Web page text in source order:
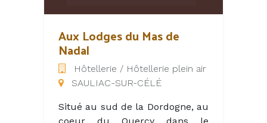
Aux Lodges du Mas de
Nadal
Hôtellerie / Hôtellerie plein air
SAULIAC-SUR-CÉLÉ
Situé au sud de la Dordogne, au